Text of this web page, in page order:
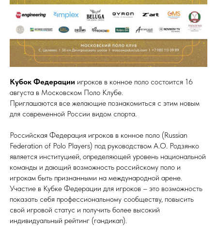
Кубок Федерации игроков в конное поло состоится 16
августа в Московском Поло Клубе.
Приглашаются все желающие познакомиться с этим новым
для современной России видом спорта.
Российская Федерация игроков в конное поло (Russian
Federation of Polo Players) под руководством А.О. Родзянко
является институцией, определяющей уровень национальной
команды и дающий возможность российскому поло и
игрокам быть признанными на международной арене.
Участие в Кубке Федерации для игроков – это возможность
показать себя профессиональному сообществу, повысить
свой игровой статус и получить более высокий
индивидуальный рейтинг (гандикап).